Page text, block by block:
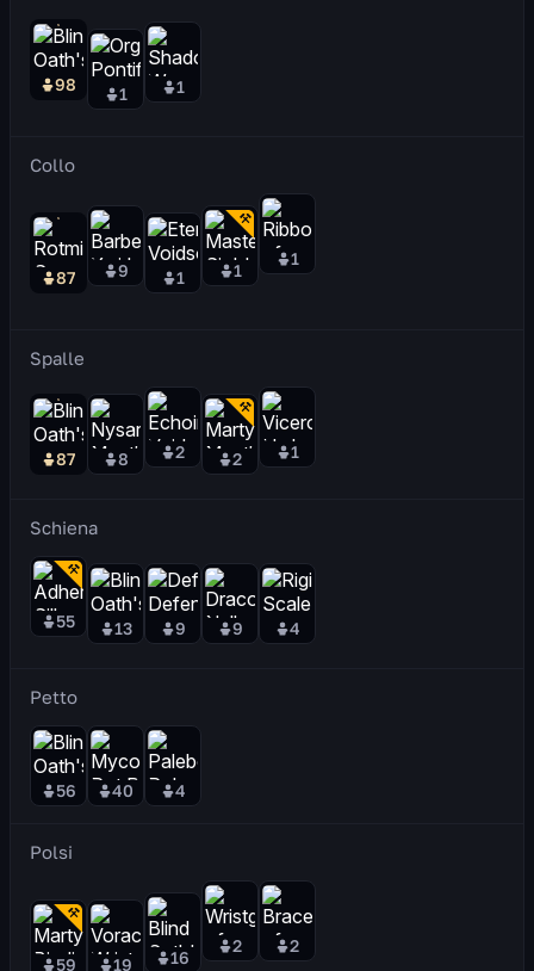
98 1 1
Collo
87 9 1 1
1
Spalle
87 8 2 2 1
Schiena
55 13 9 9 4
Petto
56 40 4
Polsi
59 19 16
2 2